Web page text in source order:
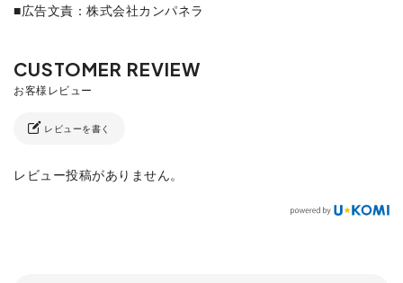
■広告文責：株式会社カンパネラ
レビューを書く
レビュー投稿がありません。